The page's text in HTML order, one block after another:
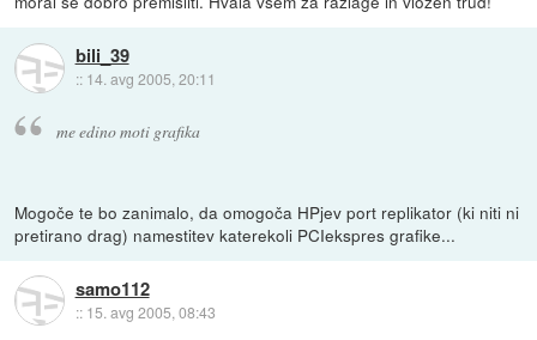
bili_39
:: 14. avg 2005, 20:11
me edino moti grafika
Mogoče te bo zanimalo, da omogoča HPjev port replikator (ki niti ni
pretirano drag) namestitev katerekoli PCIekspres grafike...
samo112
:: 15. avg 2005, 08:43